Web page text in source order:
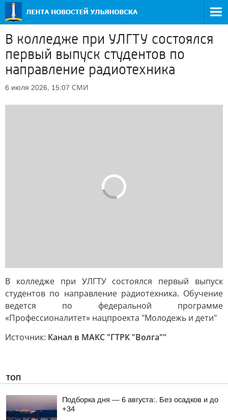
В колледже при УЛГТУ состоялся
первый выпуск студентов по
направление радиотехника
6 июля 2026, 15:07 СМИ
В колледже при УЛГТУ состоялся первый выпуск
студентов по направление радиотехника. Обучение
ведется по федеральной программе
«Профессионалитет» нацпроекта "Молодежь и дети"
Источник: Канал в МАКС "ГТРК "Волга""
ТОП
Подборка дня — 6 августа:. Без осадков и до
+34